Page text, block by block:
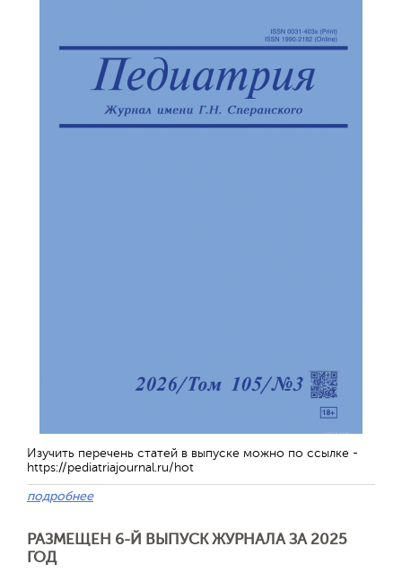
Изучить перечень статей в выпуске можно по ссылке -
https://pediatriajournal.ru/hot
подробнее
РАЗМЕЩЕН 6-Й ВЫПУСК ЖУРНАЛА ЗА 2025
ГОД